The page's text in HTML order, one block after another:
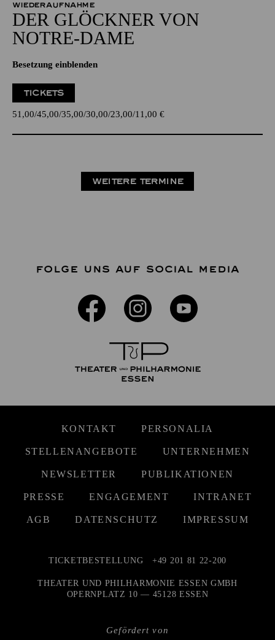
WIEDERAUFNAHME
DER GLÖCKNER­ VON
NOTRE-DAME
Besetzung einblenden
TICKETS
51,00 45,00 35,00 30,00 23,00 11,00 €
WEITERE TERMINE
FOLGE UNS AUF SOCIAL MEDIA
KONTAKT PERSONALIA
STELLENANGEBOTE UNTERNEHMEN
NEWSLETTER PUBLIKATIONEN
PRESSE ENGAGEMENT INTRANET
AGB DATENSCHUTZ IMPRESSUM
Gefördert von
TICKETBESTELLUNG +49 201 81 22-200
THEATER UND PHILHARMONIE ESSEN GMBH
OPERNPLATZ 10 — 45128 ESSEN